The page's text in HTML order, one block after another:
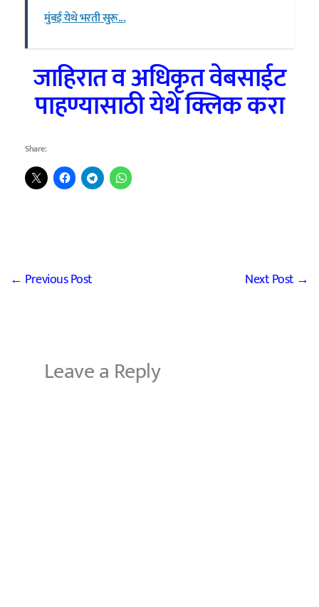
मुंबई येथे भरती सुरू...
जाहिरात व अधिकृत वेबसाईट
पाहण्यासाठी येथे क्लिक करा
Share:
← Previous Post Next Post →
Leave a Reply